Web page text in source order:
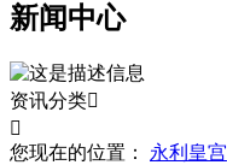
新闻中心
资讯分类

您现在的位置：
永利皇宫